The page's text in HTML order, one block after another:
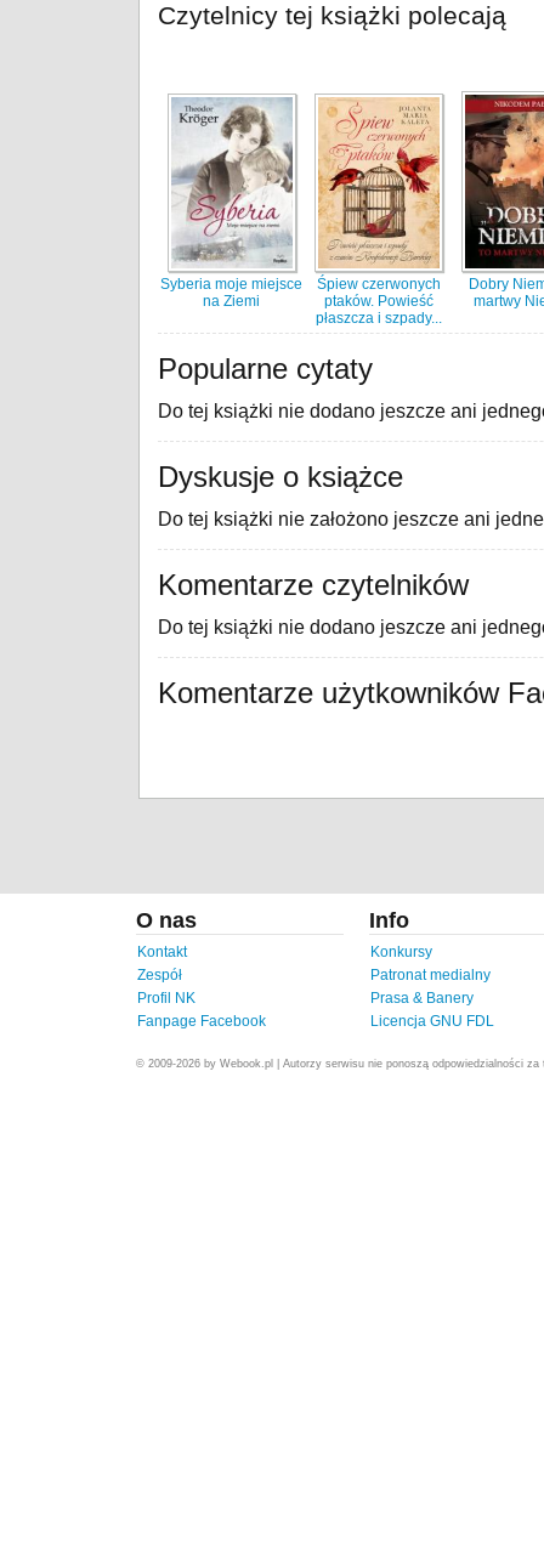
Czytelnicy tej książki polecają
Syberia moje miejsce
na Ziemi
Śpiew czerwonych
ptaków. Powieść
płaszcza i szpady...
Dobry
martwy
Popularne cytaty
Do tej książki nie dodano jeszcze ani
Dyskusje o książce
Do tej książki nie założono jeszcze ani
Komentarze czytelników
Do tej książki nie dodano jeszcze ani
Komentarze użytkowników
O nas
Kontakt
Zespół
Profil NK
Fanpage Facebook
Info
Konkursy
Patronat medialny
Prasa & Banery
Licencja GNU FDL
© 2009-2026 by Webook.pl | Autorzy serwisu nie ponoszą odpowiedzialności